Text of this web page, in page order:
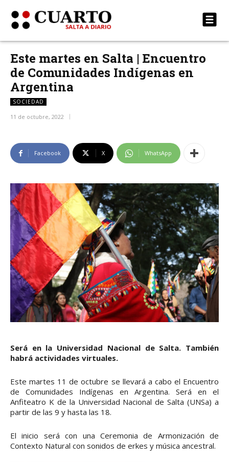
Este martes en Salta | Encuentro
de Comunidades Indígenas en
Argentina
SOCIEDAD
11 de octubre, 2022
Facebook X WhatsApp
Será en la Universidad Nacional de Salta. También
habrá actividades virtuales.
Este martes 11 de octubre se llevará a cabo el Encuentro
de Comunidades Indígenas en Argentina. Será en el
Anfiteatro K de la Universidad Nacional de Salta (UNSa) a
partir de las 9 y hasta las 18.
El inicio será con una Ceremonia de Armonización de
Contexto Natural con sonidos de erkes y música ancestral.